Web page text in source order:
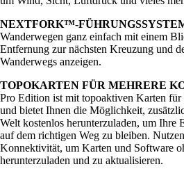
NEXTFORK™-
Wanderwegen ganz einfach mit einem
Entfernung zur nächsten Kreuzung und
Wanderwegs anzeigen.
TOPOKARTEN FÜR MEHRERE
Pro Edition ist mit topoaktiven Karten
und bietet Ihnen die Möglichkeit,
Welt kostenlos herunterzuladen, um Ihre
auf dem richtigen Weg zu bleiben.
Konnektivität, um Karten und Software
herunterzuladen und zu aktualisieren.